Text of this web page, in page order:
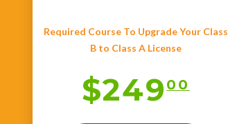
Required Course To Upgrade Your Class
B to Class A License
$24900